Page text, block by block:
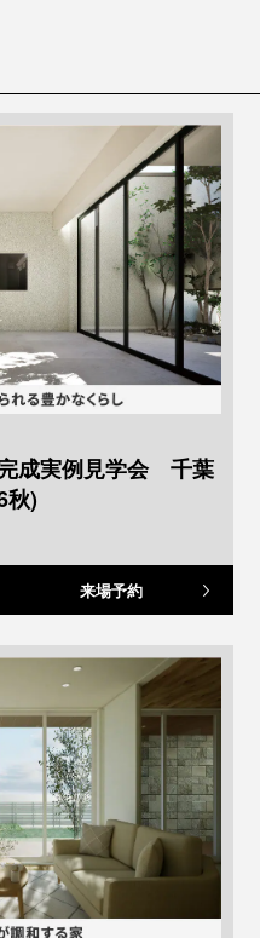
完成実例見学会 千葉
秋)
来場予約